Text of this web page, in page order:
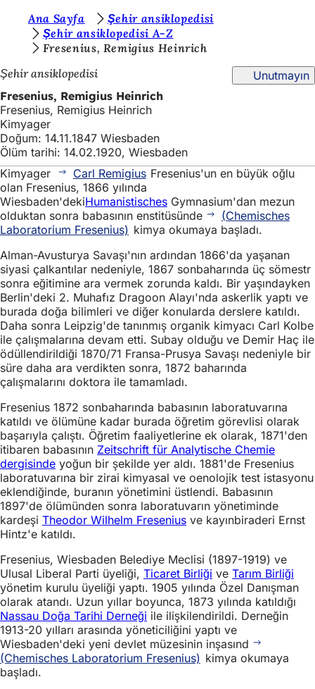
İçeriğe atla
r
a
d
a
s
ı
n
ı
z
:
Ana Sayfa
Şehir ansiklopedisi
Şehir ansiklopedisi A-Z
Fresenius, Remigius Heinrich
Şehir ansiklopedisi
Unutmayın
Fresenius, Remigius Heinrich
Fresenius, Remigius Heinrich
Kimyager
Doğum: 14.11.1847 Wiesbaden
Ölüm tarihi: 14.02.1920, Wiesbaden
Kimyager
Carl Remigius Fresenius'un en büyük oğlu
olan Fresenius, 1866 yılında
Wiesbaden'dekiHumanistisches Gymnasium'dan mezun
olduktan sonra babasının enstitüsünde
(Chemisches
Laboratorium Fresenius) kimya okumaya başladı.
Alman-Avusturya Savaşı'nın ardından 1866'da yaşanan
siyasi çalkantılar nedeniyle, 1867 sonbaharında üç sömestr
sonra eğitimine ara vermek zorunda kaldı. Bir yaşındayken
Berlin'deki 2. Muhafız Dragoon Alayı'nda askerlik yaptı ve
burada doğa bilimleri ve diğer konularda derslere katıldı.
Daha sonra Leipzig'de tanınmış organik kimyacı Carl Kolbe
ile çalışmalarına devam etti. Subay olduğu ve Demir Haç ile
ödüllendirildiği 1870/71 Fransa-Prusya Savaşı nedeniyle bir
süre daha ara verdikten sonra, 1872 baharında
çalışmalarını doktora ile tamamladı.
Fresenius 1872 sonbaharında babasının laboratuvarına
katıldı ve ölümüne kadar burada öğretim görevlisi olarak
başarıyla çalıştı. Öğretim faaliyetlerine ek olarak, 1871'den
itibaren babasının Zeitschrift für Analytische Chemie
dergisinde yoğun bir şekilde yer aldı. 1881'de Fresenius
laboratuvarına bir zirai kimyasal ve oenolojik test istasyonu
eklendiğinde, buranın yönetimini üstlendi. Babasının
1897'de ölümünden sonra laboratuvarın yönetiminde
kardeşi Theodor Wilhelm Fresenius ve kayınbiraderi Ernst
Hintz'e katıldı.
Fresenius, Wiesbaden Belediye Meclisi (1897-1919) ve
Ulusal Liberal Parti üyeliği, Ticaret Birliği ve Tarım Birliği
yönetim kurulu üyeliği yaptı. 1905 yılında Özel Danışman
olarak atandı. Uzun yıllar boyunca, 1873 yılında katıldığı
Nassau Doğa Tarihi Derneği ile ilişkilendirildi. Derneğin
1913-20 yılları arasında yöneticiliğini yaptı ve
Wiesbaden'deki yeni devlet müzesinin inşasınd
(Chemisches Laboratorium Fresenius) kimya okumaya
başladı.